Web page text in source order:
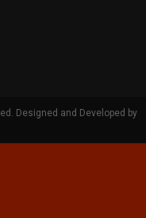
Designed and Developed by